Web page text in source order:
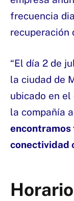
frecuencia
recuperación
“El día 2 de
la ciudad de
ubicado en el
la compañía
conectividad